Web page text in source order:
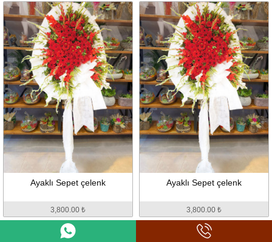
Ayaklı Sepet çelenk
3,800.00 ₺
Ayaklı Sepet çelenk
3,800.00 ₺